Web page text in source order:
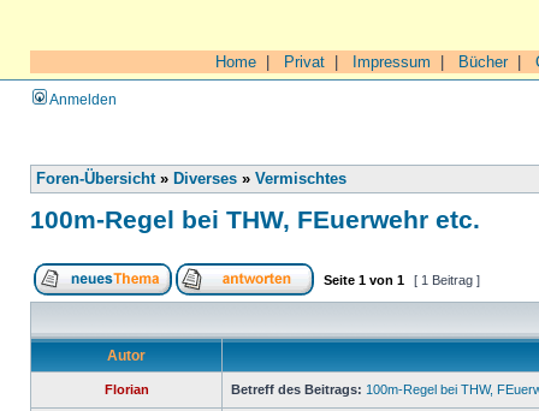
Home Privat Impressum Bücher|
Anmelden
Foren-Übersicht» Diverses » Vermischtes
100m-Regel bei THW, FEuerwehr etc.
Seite 1 von 1 [ 1 Beitrag ]
Autor
Florian Betreff des Beitrags: 100m-Regel bei THW,